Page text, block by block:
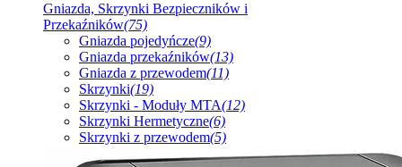
Gniazda, Skrzynki Bezpieczników i
Przekaźników(75)
Gniazda pojedyńcze(9)
Gniazda przekaźników(13)
Gniazda z przewodem(11)
Skrzynki(19)
Skrzynki - Moduły MTA(12)
Skrzynki Hermetyczne(6)
Skrzynki z przewodem(5)